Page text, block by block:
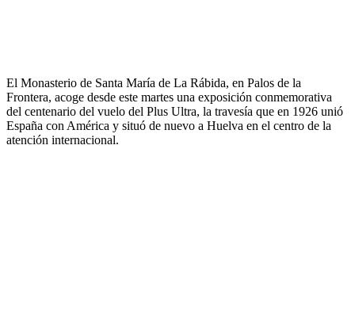
El Monasterio de Santa María de La Rábida, en Palos de la
Frontera, acoge desde este martes una exposición conmemorativa
del centenario del vuelo del Plus Ultra, la travesía que en 1926 unió
España con América y situó de nuevo a Huelva en el centro de la
atención internacional.